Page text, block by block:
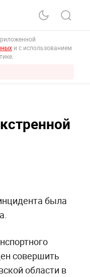
и с использованием
была
совершить
области в